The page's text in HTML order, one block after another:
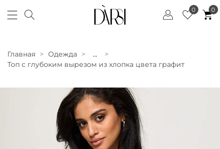
0 0
Главная Одежда
...
Топ с глубоким вырезом из хлопка цвета графит